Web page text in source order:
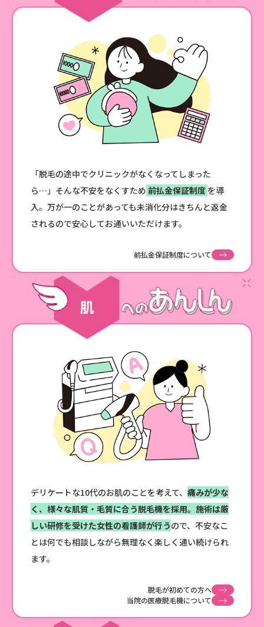
「脱毛の途中でクリニックがなくなってしまった
ら…」そんな不安をなくすため 前払金保証制度 を導
入。万が一のことがあっても未消化分はきちんと返金
されるので安心してお通いいただけます。
前払金保証制度について
デリケートな10代のお肌のことを考えて、 痛みが少な
く、様々な肌質・毛質に合う脱毛機を採用。施術は厳
しい研修を受けた女性の看護師が行うので、不安なこ
とは何でも相談しながら無理なく楽しく通い続けられ
ます。
脱毛が初めての方へ
当院の医療脱毛機について